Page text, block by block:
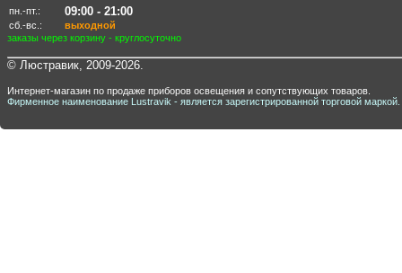
пн.-пт.: 09:00 - 21:00
сб.-вс.:
выходной
заказы через корзину - круглосуточно
© Люстравик, 2009-2026.
Интернет-магазин по продаже приборов освещения и сопутствующих товаров.
Фирменное наименование Lustravik - является зарегистрированной торговой